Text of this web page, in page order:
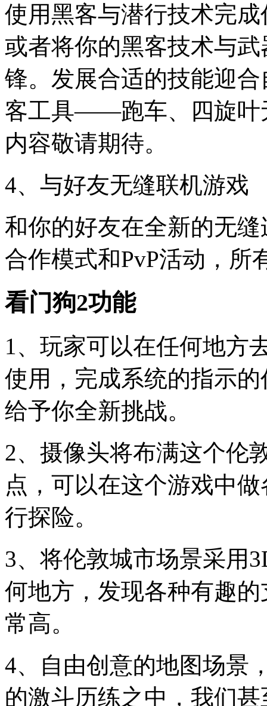
使用黑客与潜行技术完
或者将你的黑客技术与
锋。发展合适的技能迎
客工具——跑车、四旋叶
内容敬请期待。
4、与好友无缝联机游戏
和你的好友在全新的无
合作模式和PvP活动，所
看门狗2功能
1、玩家可以在任何地方
使用，完成系统的指示
给予你全新挑战。
2、摄像头将布满这个伦
点，可以在这个游戏中
行探险。
3、将伦敦城市场景采用
何地方，发现各种有趣
常高。
4、自由创意的地图场景
的激斗历练之中，我们